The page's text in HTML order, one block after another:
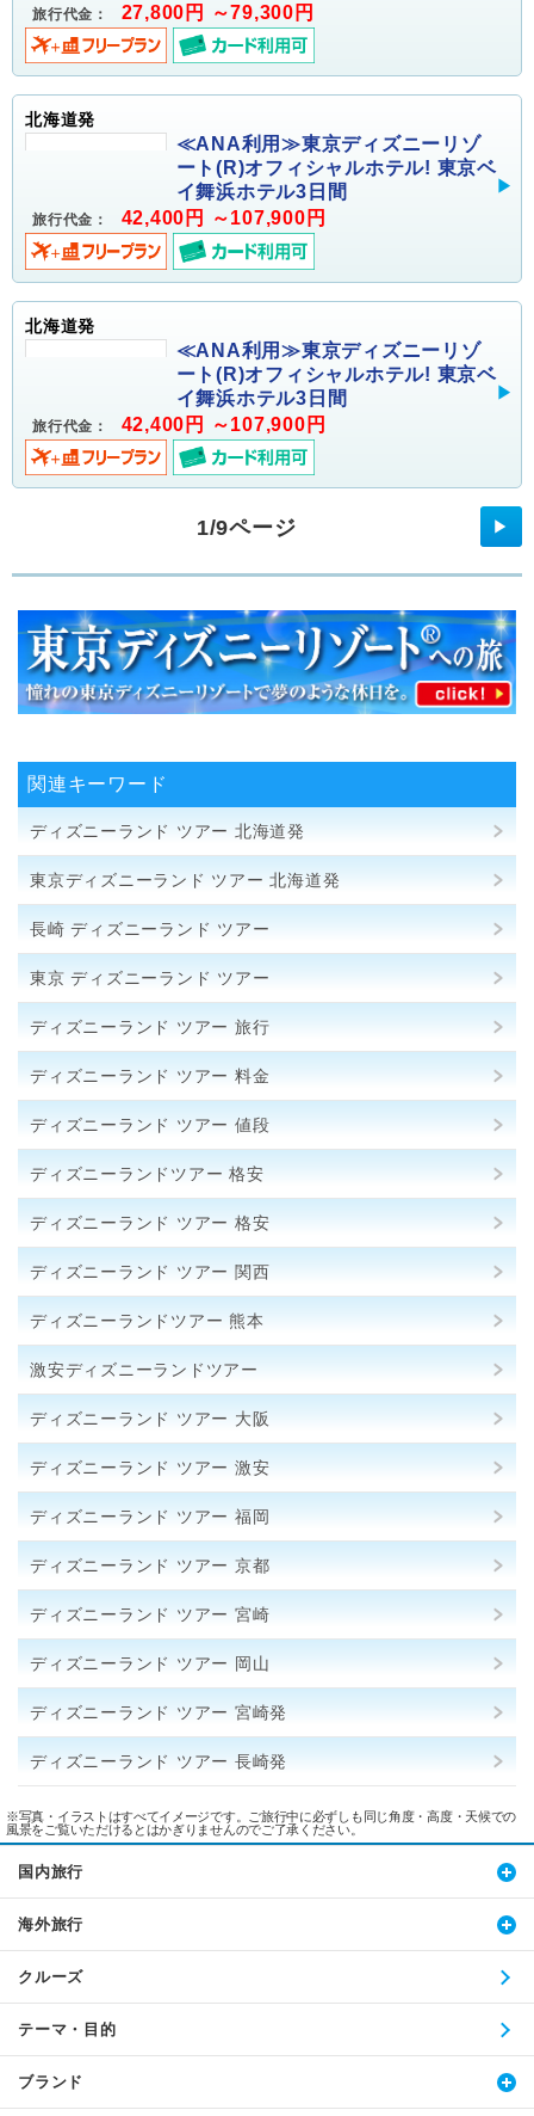
旅行代金： 27,800円 ～79,300円
北海道発
≪ANA利用≫東京ディズニーリゾ
ート(R)オフィシャルホテル! 東京ベ
イ舞浜ホテル3日間
旅行代金： 42,400円 ～107,900円
北海道発
≪ANA利用≫東京ディズニーリゾ
ート(R)オフィシャルホテル! 東京ベ
イ舞浜ホテル3日間
旅行代金： 42,400円 ～107,900円
1/9ページ ▶
関連キーワード
ディズニーランド ツアー 北海道発
東京ディズニーランド ツアー 北海道発
長崎 ディズニーランド ツアー
東京 ディズニーランド ツアー
ディズニーランド ツアー 旅行
ディズニーランド ツアー 料金
ディズニーランド ツアー 値段
ディズニーランドツアー 格安
ディズニーランド ツアー 格安
ディズニーランド ツアー 関西
ディズニーランドツアー 熊本
激安ディズニーランドツアー
ディズニーランド ツアー 大阪
ディズニーランド ツアー 激安
ディズニーランド ツアー 福岡
ディズニーランド ツアー 京都
ディズニーランド ツアー 宮崎
ディズニーランド ツアー 岡山
ディズニーランド ツアー 宮崎発
ディズニーランド ツアー 長崎発
※写真・イラストはすべてイメージです。ご旅行中に必ずしも同じ角度・高度・天候での
風景をご覧いただけるとはかぎりませんのでご了承ください。
国内旅行
海外旅行
クルーズ
テーマ・目的
ブランド